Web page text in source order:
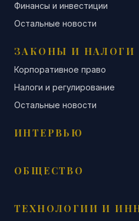
Финансы и инвестиции
Остальные новости
ЗАКОНЫ И НАЛОГИ
Корпоративное право
Налоги и регулирование
Остальные новости
ИНТЕРВЬЮ
ОБЩЕСТВО
ТЕХНОЛОГИИ И